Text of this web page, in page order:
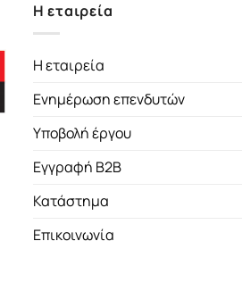
Η εταιρεία
Η εταιρεία
Ενημέρωση επενδυτών
Υποβολή έργου
Εγγραφή B2B
Κατάστημα
Επικοινωνία